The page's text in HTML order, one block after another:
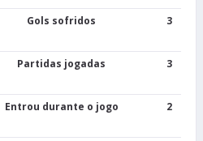
Gols sofridos 3
Partidas jogadas 3
Entrou durante o jogo 2